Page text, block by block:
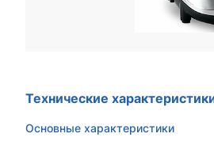
Технические
Основные характеристики